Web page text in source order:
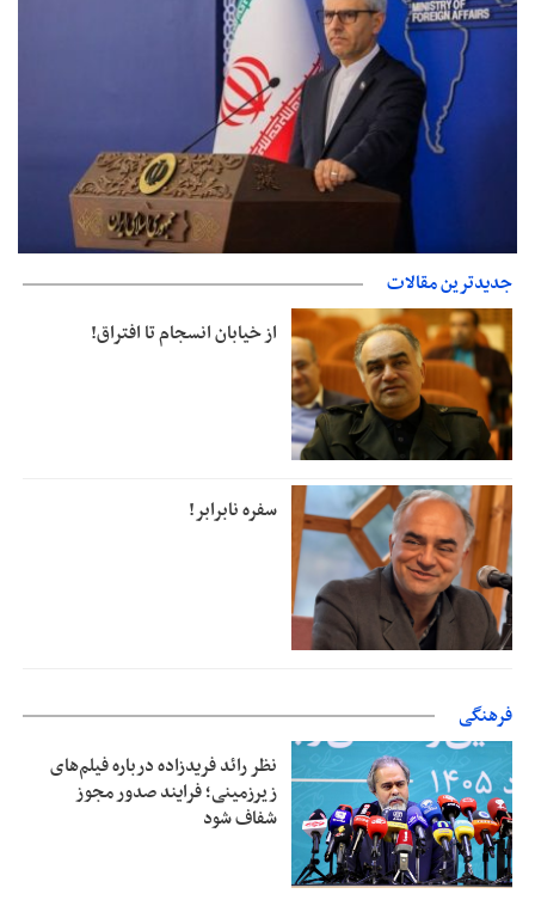
بقائی: تعیین تکلیف سند کنوانسیون خزر بر عهده مجلس شورای
اسلامی است
جدیدترین مقالات
از خیابان انسجام تا افتراق!
سفره نابرابر!
فرهنگی
نظر رائد فریدزاده درباره فیلم‌های
زیرزمینی؛ فرایند صدور مجوز
شفاف شود